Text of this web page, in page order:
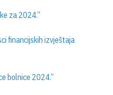
za 2024.”
financijskih izvještaja
bolnice 2024.”